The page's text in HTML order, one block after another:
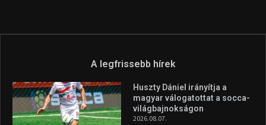
A legfrissebb hírek
Huszty Dániel irányítja a
magyar válogatottat a socca-
világbajnokságon
2026.08.07.